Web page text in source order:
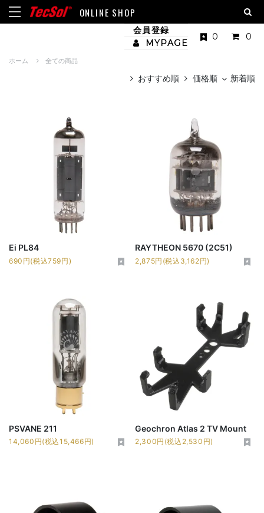
ONLINE SHOP
会員登録
MYPAGE
0 0
ホーム 全ての商品
おすすめ順 価格順 新着順
Ei PL84
690円(税込759円)
RAYTHEON 5670 (2C51)
2,875円(税込3,162円)
PSVANE 211
14,060円(税込15,466円)
Geochron Atlas 2 TV Mount
2,300円(税込2,530円)